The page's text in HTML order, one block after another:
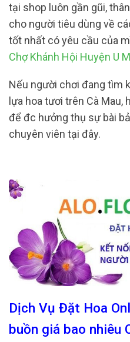
tại shop luôn gần gũi,
cho người tiêu dùng về
tốt nhất có yêu cầu của
Chợ Khánh Hội Huyện U
Nếu người chơi đang tìm
lựa hoa tươi trên Cà
để đc hưởng thụ sự bài
chuyên viên tại đây.
Dịch Vụ Đặt Hoa
buồn giá bao nhiêu